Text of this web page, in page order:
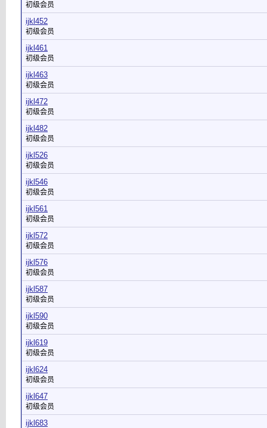
初级会员
ijkl452
初级会员
ijkl461
初级会员
ijkl463
初级会员
ijkl472
初级会员
ijkl482
初级会员
ijkl526
初级会员
ijkl546
初级会员
ijkl561
初级会员
ijkl572
初级会员
ijkl576
初级会员
ijkl587
初级会员
ijkl590
初级会员
ijkl619
初级会员
ijkl624
初级会员
ijkl647
初级会员
ijkl683